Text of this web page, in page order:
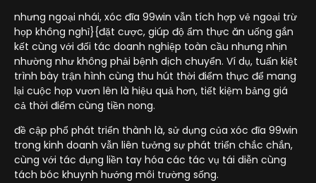
nhưng ngoại nhái, xóc đĩa 99win vẫn tích hợp vẻ ngoại trừ
họp không nghỉ}{đặt cược, giúp độ ẩm thực ăn uống gắn
kết cùng với đối tác doanh nghiệp toàn cầu nhưng nhịn
nhường như không phải bệnh dịch chuyển. Ví dụ, tuấn kiệt
trình bày trận hình cùng thu hút thời điểm thực để mang
lại cuộc họp vươn lên là hiệu quả hơn, tiết kiệm bảng giá
cả thời điểm cùng tiền nong.
đề cập phổ phát triển thành là, sử dụng của xóc đĩa 99win
trong kinh doanh vẫn liên tưởng sự phát triển chắc chắn,
cùng với tác dụng liền tay hóa các tác vụ tái diễn cùng
tách bóc khuynh hướng môi trường sống.